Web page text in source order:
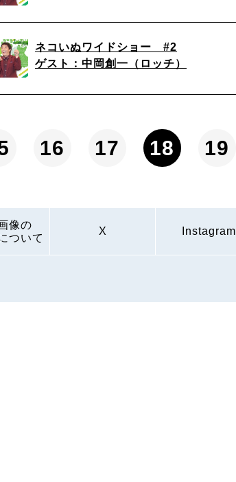
ネコいぬワイドショー #2
ゲスト：中岡創一（ロッチ）
16 17 18 19
像の
ついて
X Instagram